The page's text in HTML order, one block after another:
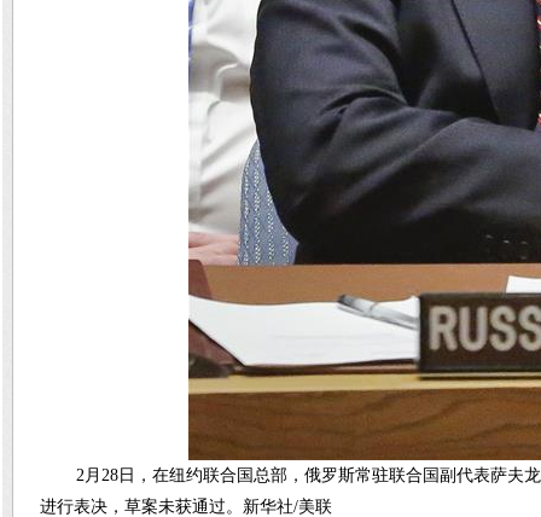
2月28日，在纽约联合国总部，俄罗斯常驻联合国副代表萨夫
进行表决，草案未获通过。新华社/美联